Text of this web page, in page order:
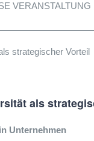
als
Unternehmen